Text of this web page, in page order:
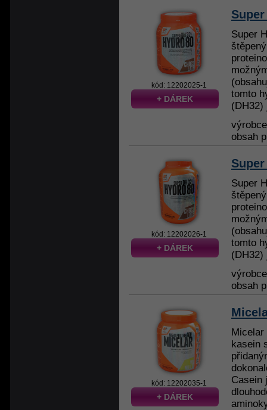
kód: 12202025-1
+ DÁREK
Super
tomto
obsah
kód: 12202026-1
+ DÁREK
Super
tomto
obsah
kód: 12202035-1
+ DÁREK
Micelar
kasein
Casein